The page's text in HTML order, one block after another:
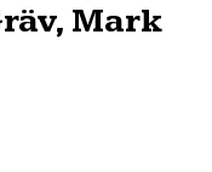
Mark